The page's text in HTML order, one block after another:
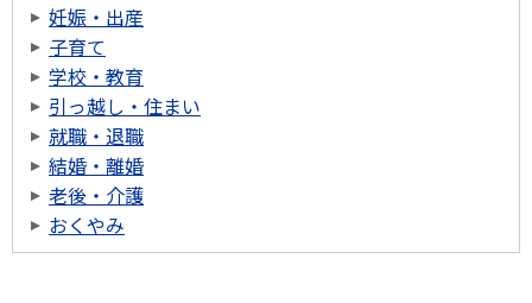
妊娠・出産
子育て
学校・教育
引っ越し・住まい
就職・退職
結婚・離婚
老後・介護
おくやみ